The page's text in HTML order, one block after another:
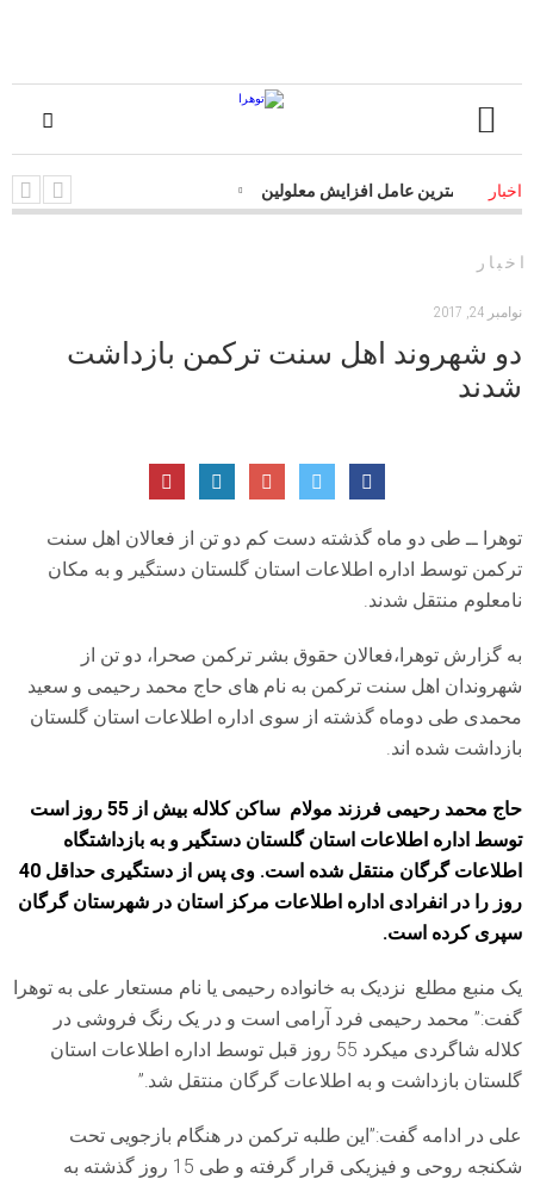
اخبار
جاده‌ای مهمترین عامل افزایش معلولین
اخبار
نوامبر 24, 2017
دو شهروند اهل سنت ترکمن بازداشت
شدند
توهرا ــ طی دو ماه گذشته دست کم دو تن از فعالان اهل سنت
ترکمن توسط اداره اطلاعات استان گلستان دستگیر و به مکان
نامعلوم منتقل شدند.
به گزارش توهرا،فعالان حقوق بشر ترکمن صحرا، دو تن از
شهروندان اهل سنت ترکمن به نام های حاج محمد رحیمی و سعید
محمدی طی دوماه گذشته از سوی اداره اطلاعات استان گلستان
بازداشت شده اند.
حاج محمد رحیمی فرزند مولام ساکن کلاله بیش از 55 روز است
توسط اداره اطلاعات استان گلستان دستگیر و به بازداشتگاه
اطلاعات گرگان منتقل شده است. وی پس از دستگیری حداقل 40
روز را در انفرادی اداره اطلاعات مرکز استان در شهرستان گرگان
سپری کرده است.
یک منبع مطلع نزدیک به خانواده رحیمی یا نام مستعار علی به توهرا
گفت:” محمد رحیمی فرد آرامی است و در یک رنگ فروشی در
کلاله شاگردی میکرد 55 روز قبل توسط اداره اطلاعات استان
گلستان بازداشت و به اطلاعات گرگان منتقل شد.”
علی در ادامه گفت:”این طلبه ترکمن در هنگام بازجویی تحت
شکنجه روحی و فیزیکی قرار گرفته و طی 15 روز گذشته به